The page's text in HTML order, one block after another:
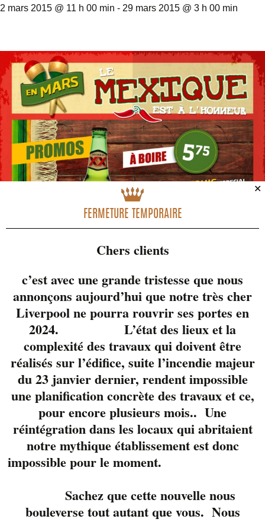
2 mars 2015 @ 11 h 00 min - 29 mars 2015 @ 3 h 00 min
Pendant tout le mois
de mars, le Liverpool
✕
FERMETURE TEMPORAIRE
Chers clients
c’est avec une grande tristesse que nous
annonçons aujourd’hui que notre très cher
Liverpool ne pourra rouvrir ses portes en
2024. L’état des lieux et la
complexité des travaux qui doivent être
réalisés sur l’édifice, suite l’incendie majeur
du 23 janvier dernier, rendent impossible
une planification concrète des travaux et ce,
pour encore plusieurs mois.. Une
réintégration dans les locaux qui abritaient
notre mythique établissement est donc
impossible pour le moment.
Sachez que cette nouvelle nous
bouleverse tout autant que vous. Nous